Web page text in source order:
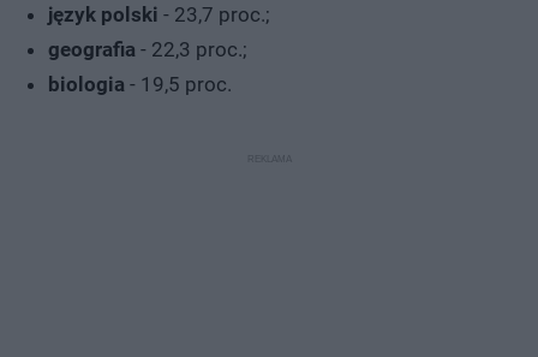
język polski - 23,7 proc.;
geografia - 22,3 proc.;
biologia - 19,5 proc.